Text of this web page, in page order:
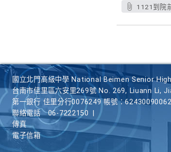
1121到院
國立北門高級中學 National Beimen Senior
台南市佳里區六安里269號 No. 269, Liuann Li,
第一銀行 佳里分行0076249 帳號：
聯絡電話
06-7222150
傳真
電子信箱